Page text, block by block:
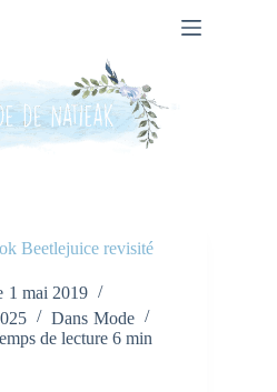
Beetlejuice revisité
1 mai 2019
Dans Mode
de lecture 6 min